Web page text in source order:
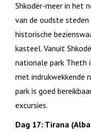
Shkodër-meer in het
van de oudste
historische
kasteel. Vanuit
nationale park Theth
met indrukwekkende
park is goed
excursies.
Dag 17: Tirana